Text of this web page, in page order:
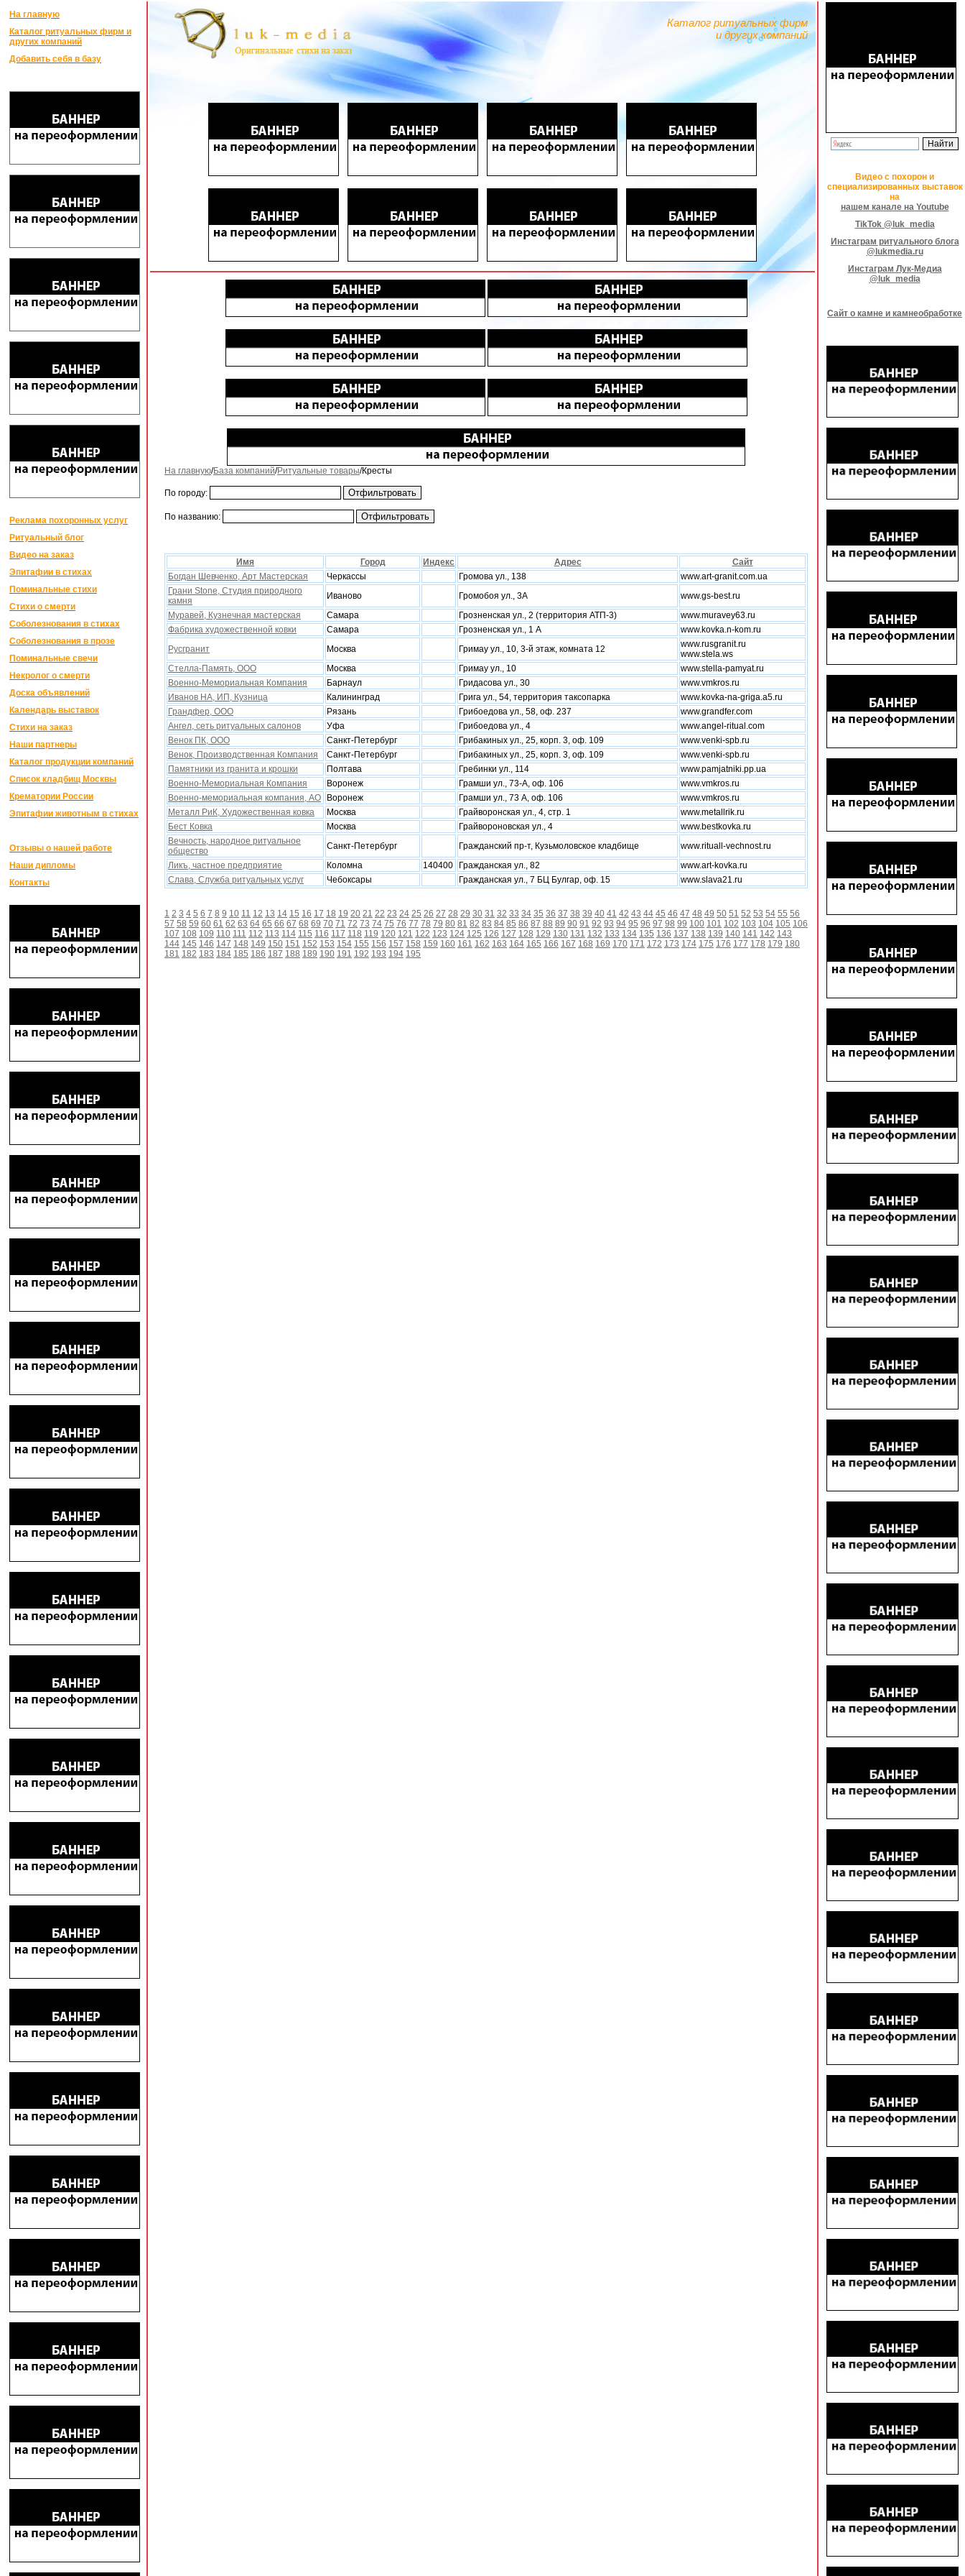
На главную
Каталог ритуальных фирм и
других компаний
Добавить себя в базу
Реклама похоронных услуг
Ритуальный блог
Видео на заказ
Эпитафии в стихах
Поминальные стихи
Стихи о смерти
Соболезнования в стихах
Соболезнования в прозе
Поминальные свечи
Некролог о смерти
Доска объявлений
Календарь выставок
Стихи на заказ
Наши партнеры
Каталог продукции компаний
Список кладбищ Москвы
Крематории России
Эпитафии животным в стихах
Отзывы о нашей работе
Наши дипломы
Контакты
Каталог ритуальных фирм
и других компаний
На главную/База компаний/Ритуальные товары/Кресты
По городу:
По названию:
Имя Город Индекс Адрес
Сайт
Богдан Шевченко, Арт Мастерская
Черкассы Громова ул., 138
www.art-granit.com.ua
Грани Stone, Студия природного
камня
Иваново Громобоя ул., 3А
www.gs-best.ru
Муравей, Кузнечная мастерская
Самара Грозненская ул., 2 (территория АТП-3)
www.muravey63.ru
Фабрика художественной ковки
Самара Грозненская ул., 1 А
www.kovka.n-kom.ru
Русгранит
Москва Гримау ул., 10, 3-й этаж, комната 12
www.rusgranit.ru
www.stela.ws
Стелла-Память, ООО
Москва Гримау ул., 10
www.stella-pamyat.ru
Военно-Мемориальная Компания
Барнаул Гридасова ул., 30
www.vmkros.ru
Иванов НА, ИП, Кузница
Калининград Грига ул., 54, территория таксопарка
www.kovka-na-griga.a5.ru
Грандфер, ООО
Рязань Грибоедова ул., 58, оф. 237
www.grandfer.com
Ангел, сеть ритуальных салонов
Уфа Грибоедова ул., 4
www.angel-ritual.com
Венок ПК, ООО
Санкт-Петербург Грибакиных ул., 25, корп. 3, оф. 109
www.venki-spb.ru
Венок, Производственная Компания
Санкт-Петербург Грибакиных ул., 25, корп. 3, оф. 109
www.venki-spb.ru
Памятники из гранита и крошки
Полтава Гребинки ул., 114
www.pamjatniki.pp.ua
Военно-Мемориальная Компания
Воронеж Грамши ул., 73-А, оф. 106
www.vmkros.ru
Военно-мемориальная компания, АО
Воронеж Грамши ул., 73 А, оф. 106
www.vmkros.ru
Металл РиК, Xудожественная ковка
Москва Грайворонская ул., 4, стр. 1
www.metallrik.ru
Бест Ковка
Москва Грайвороновская ул., 4
www.bestkovka.ru
Вечность, народное ритуальное
общество
Санкт-Петербург Гражданский пр-т, Кузьмоловское кладбище
www.rituall-vechnost.ru
Ликъ, частное предприятие
Коломна 140400 Гражданская ул., 82
www.art-kovka.ru
Слава, Служба ритуальныx услуг
Чебоксары Гражданская ул., 7 БЦ Булгар, оф. 15 www.slava21.ru
1 2 3 4 5 6 7 8 9 10 11 12 13 14 15 16 17 18 19 20 21 22 23 24 25 26 27 28 29 30 31 32 33 34 35 36 37 38 39 40 41 42 43 44 45 46 47 48 49 50 51 52 53 54 55 56
57 58 59 60 61 62 63 64 65 66 67 68 69 70 71 72 73 74 75 76 77 78 79 80 81 82 83 84 85 86 87 88 89 90 91 92 93 94 95 96 97 98 99 100 101 102 103 104 105 106
107 108 109 110 111 112 113 114 115 116 117 118 119 120 121 122 123 124 125 126 127 128 129 130 131 132 133 134 135 136 137 138 139 140 141 142 143
144 145 146 147 148 149 150 151 152 153 154 155 156 157 158 159 160 161 162 163 164 165 166 167 168 169 170 171 172 173 174 175 176 177 178 179 180
181 182 183 184 185 186 187 188 189 190 191 192 193 194 195
Видео с похорон и
специализированных выставок
на
нашем канале на Youtube
TikTok @luk_media
Инстаграм ритуального блога
@lukmedia.ru
Инстаграм Лук-Медиа
@luk_media
Сайт о камне и камнеобработке